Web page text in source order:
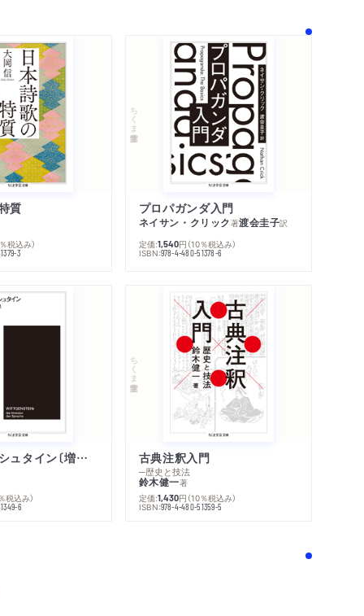
質
税込み）
3
ちくま学芸文庫
プロパガンダ入門
ネイサン・クリック著渡会圭子訳
定価:1,540円 （10％税込み）
ISBN:978-4-480-51378-6
ウィトゲンシュタイン〔増補新版〕
税込み）
6
ちくま学芸文庫
古典注釈入門
─歴史と技法
鈴木健一著
定価:1,430円 （10％税込み）
ISBN:978-4-480-51359-5